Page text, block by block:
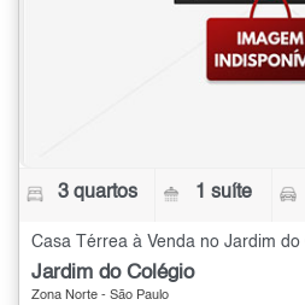
3 quartos 1 suíte
Jardim do Colégio
Zona Norte - São Paulo